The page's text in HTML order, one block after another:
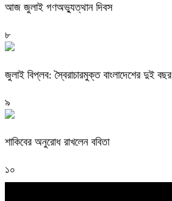
আজ জুলাই গণঅভ্যুত্থান দিবস
৮
জুলাই বিপ্লব: স্বৈরাচারমুক্ত বাংলাদেশের দুই বছর
৯
শাকিবের অনুরোধ রাখলেন ববিতা
১০